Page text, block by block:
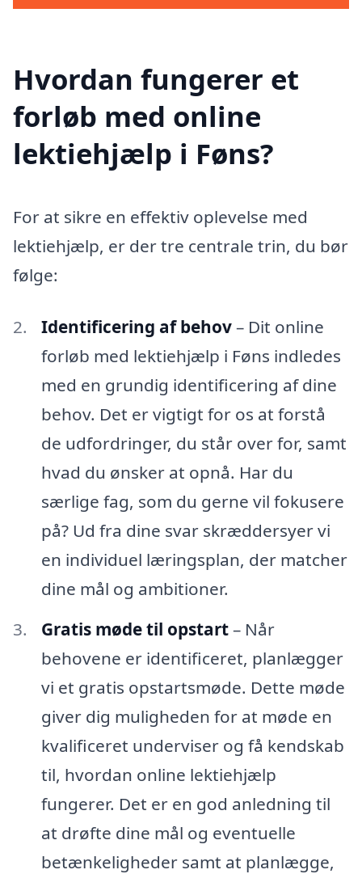
Hvordan fungerer et
forløb med online
lektiehjælp i Føns?
For at sikre en effektiv oplevelse med
lektiehjælp, er der tre centrale trin, du bør
følge:
Identificering af behov– Dit online
forløb med lektiehjælp i Føns indledes
med en grundig identificering af dine
behov. Det er vigtigt for os at forstå
de udfordringer, du står over for, samt
hvad du ønsker at opnå. Har du
særlige fag, som du gerne vil fokusere
på? Ud fra dine svar skræddersyer vi
en individuel læringsplan, der matcher
dine mål og ambitioner.
Gratis møde til opstart– Når
behovene er identificeret, planlægger
vi et gratis opstartsmøde. Dette møde
giver dig muligheden for at møde en
kvalificeret underviser og få kendskab
til, hvordan online lektiehjælp
fungerer. Det er en god anledning til
at drøfte dine mål og eventuelle
betænkeligheder samt at planlægge,